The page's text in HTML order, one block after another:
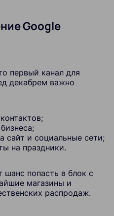
Google
первый канал для
декабрем важно
сайт и социальные сети;
на праздники.
попасть в блок с
магазины и
распродаж.